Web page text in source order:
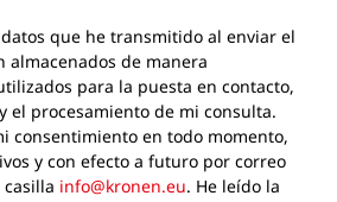
que he transmitido al enviar el
almacenados de manera
para la puesta en contacto,
el procesamiento de mi consulta.
consentimiento en todo momento,
y con efecto a futuro por correo
info@kronen.eu. He leído la